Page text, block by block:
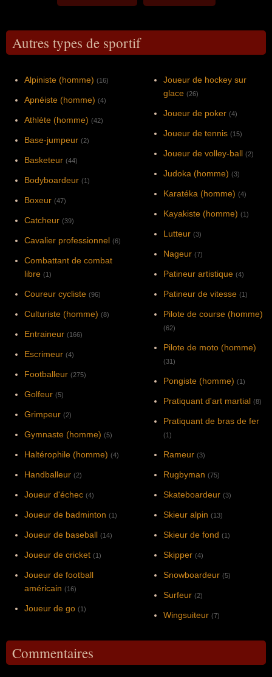
NBA à avoir deux numéros gravés au
Autres types de sportif
Alpiniste (homme) (16)
Apnéiste (homme) (4)
Athlète (homme) (42)
Base-jumpeur (2)
Basketeur (44)
Bodyboardeur (1)
Boxeur (47)
Catcheur (39)
Cavalier professionnel (6)
Combattant de combat
libre (1)
Coureur cycliste (96)
Culturiste (homme) (8)
Entraineur (166)
Escrimeur (4)
Footballeur (275)
Golfeur (5)
Grimpeur (2)
Gymnaste (homme) (5)
Haltérophile (homme) (4)
Handballeur (2)
Joueur d'échec (4)
Joueur de badminton (1)
Joueur de baseball (14)
Joueur de cricket (1)
Joueur de football
américain (16)
Joueur de go (1)
Joueur de hockey sur
glace (26)
Joueur de poker (4)
Joueur de tennis (15)
Joueur de volley-ball (2)
Judoka (homme) (3)
Karatéka (homme) (4)
Kayakiste (homme) (1)
Lutteur (3)
Nageur (7)
Patineur artistique (4)
Patineur de vitesse (1)
Pilote de course (homme)
(62)
Pilote de moto (homme)
(31)
Pongiste (homme) (1)
Pratiquant d'art martial (8)
Pratiquant de bras de fer
(1)
Rameur (3)
Rugbyman (75)
Skateboardeur (3)
Skieur alpin (13)
Skieur de fond (1)
Skipper (4)
Snowboardeur (5)
Surfeur (2)
Wingsuiteur (7)
Commentaires